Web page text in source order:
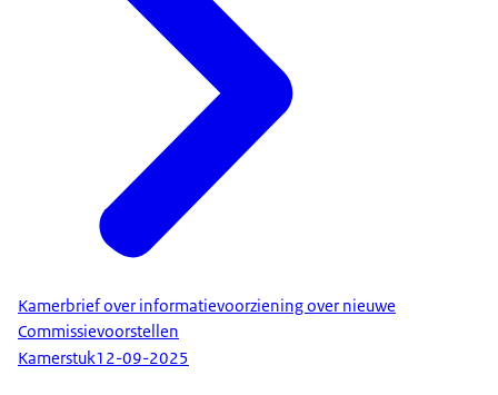
Kamerbrief over informatievoorziening over nieuwe
Commissievoorstellen
Kamerstuk12-09-2025